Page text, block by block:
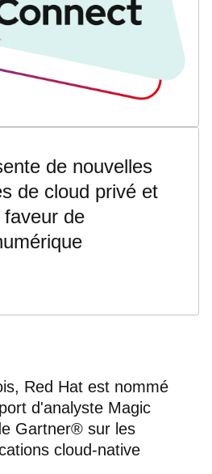
de nouvelles
de cloud privé et
de
Red Hat est nommé
d'analyste Magic
Gartner® sur les
cloud-native